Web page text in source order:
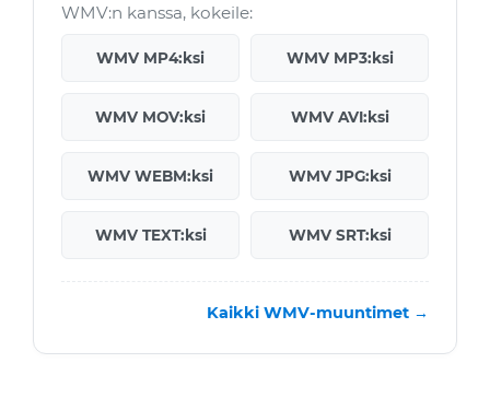
WMV:n kanssa, kokeile:
WMV MP4:ksi WMV MP3:ksi
WMV MOV:ksi WMV AVI:ksi
WMV WEBM:ksi WMV JPG:ksi
WMV TEXT:ksi WMV SRT:ksi
Kaikki WMV-muuntimet →